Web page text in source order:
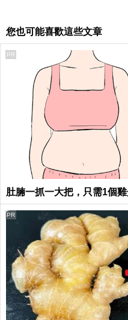
您也可能喜歡這些文章
肚腩一抓一大把，只需1個
PR
PR